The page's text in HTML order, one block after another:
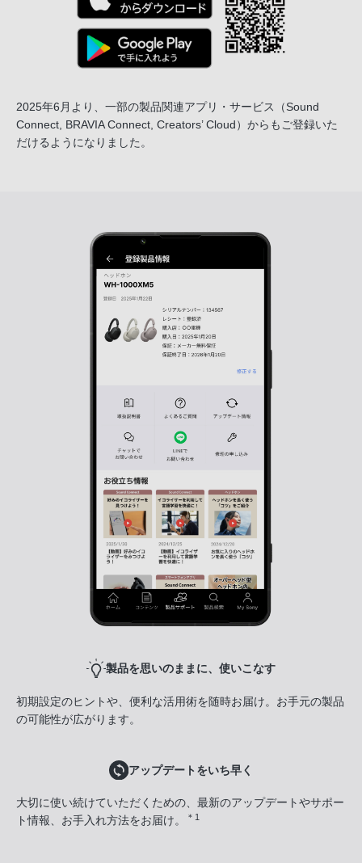
2025年6月より、一部の製品関連アプリ・サービス
（Sound
Connect, BRAVIA Connect, Creators’ Cloud）からもご登録いた
だけるようになりました。
製品を思いのままに、使いこなす
初期設定のヒントや、便利な活用術を随時お届け。お手元の製品
の可能性が広がります。
アップデートをいち早く
大切に使い続けていただくための、最新のアップデートやサポー
ト情報、お手入れ方法をお届け。
＊1